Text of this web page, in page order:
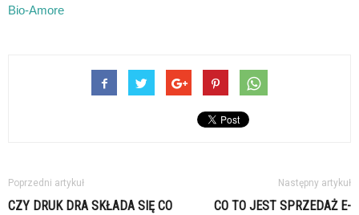
Bio-Amore
Poprzedni artykuł
CZY DRUK DRA SKŁADA SIĘ CO
Następny artykuł
CO TO JEST SPRZEDAŻ E-